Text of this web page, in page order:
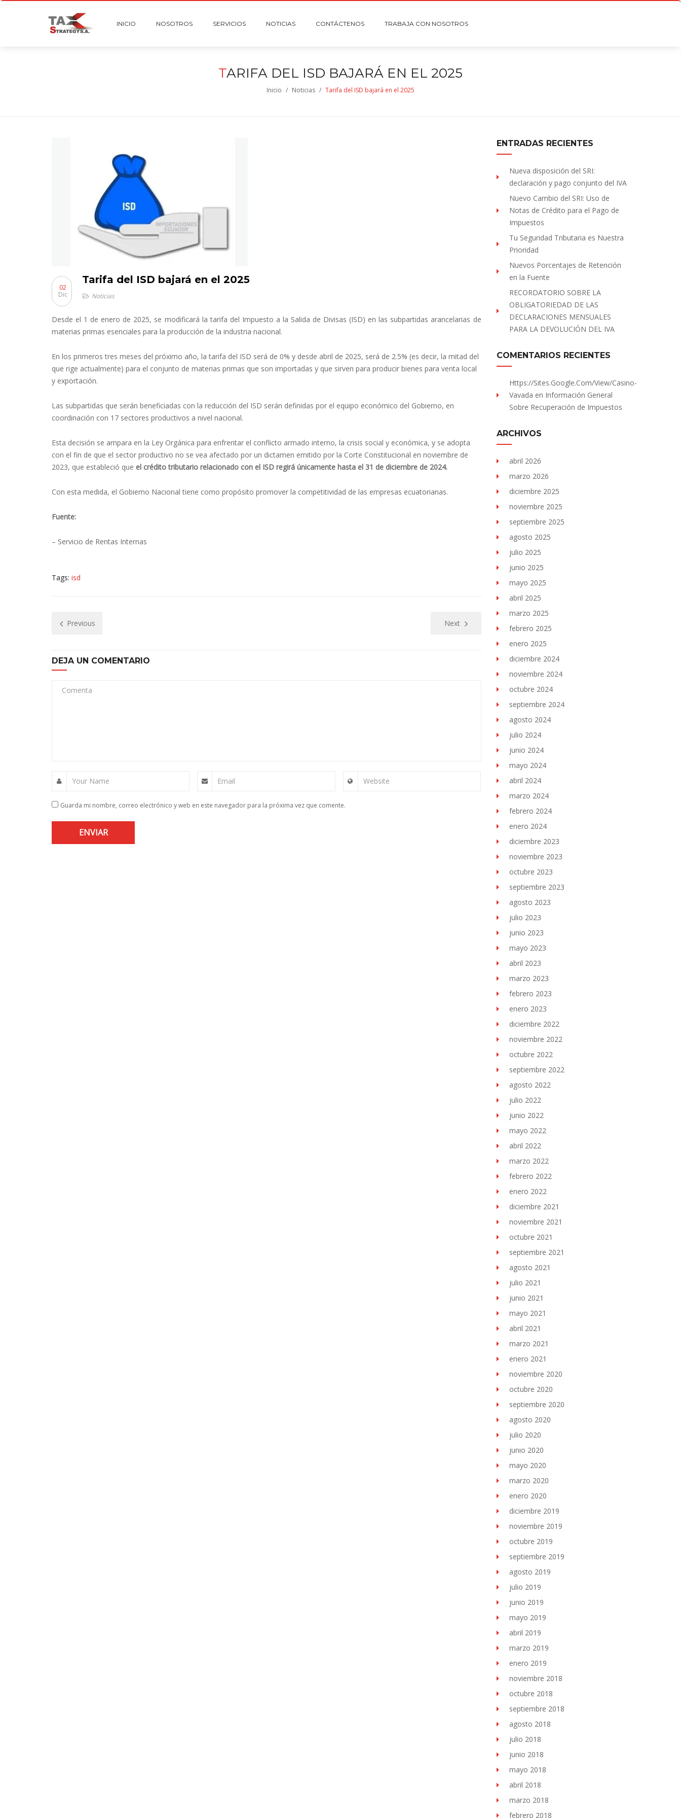
INICIO NOSOTROS SERVICIOS NOTICIAS CONTÁCTENOS TRABAJA CON NOSOTROS
TARIFA DEL ISD BAJARÁ EN EL 2025
Inicio / Noticias / Tarifa del ISD bajará en el 2025
Tarifa del ISD bajará en el 2025
02
Dic
Noticias
Desde el 1 de enero de 2025, se modificará la tarifa del Impuesto a la Salida de Divisas (ISD) en las subpartidas arancelarias de
materias primas esenciales para la producción de la industria nacional.
En los primeros tres meses del próximo año, la tarifa del ISD será de 0% y desde abril de 2025, será de 2.5% (es decir, la mitad del
que rige actualmente) para el conjunto de materias primas que son importadas y que sirven para producir bienes para venta local
y exportación.
Las subpartidas que serán beneficiadas con la reducción del ISD serán definidas por el equipo económico del Gobierno, en
coordinación con 17 sectores productivos a nivel nacional.
Esta decisión se ampara en la Ley Orgánica para enfrentar el conflicto armado interno, la crisis social y económica, y se adopta
con el fin de que el sector productivo no se vea afectado por un dictamen emitido por la Corte Constitucional en noviembre de
2023, que estableció que el crédito tributario relacionado con el ISD regirá únicamente hasta el 31 de diciembre de 2024.
Con esta medida, el Gobierno Nacional tiene como propósito promover la competitividad de las empresas ecuatorianas.
Fuente:
– Servicio de Rentas Internas
Tags: isd
Previous Next
DEJA UN COMENTARIO
Comenta
Your Name Email Website
Guarda mi nombre, correo electrónico y web en este navegador para la próxima vez que comente.
ENTRADAS RECIENTES
Nueva disposición del SRI:
declaración y pago conjunto del IVA
Nuevo Cambio del SRI: Uso de
Notas de Crédito para el Pago de
Impuestos
Tu Seguridad Tributaria es Nuestra
Prioridad
Nuevos Porcentajes de Retención
en la Fuente
RECORDATORIO SOBRE LA
OBLIGATORIEDAD DE LAS
DECLARACIONES MENSUALES
PARA LA DEVOLUCIÓN DEL IVA
COMENTARIOS RECIENTES
Https://sites.Google.com/view/Casino-
Vavada en Información General
Sobre Recuperación de Impuestos
ARCHIVOS
abril 2026
marzo 2026
diciembre 2025
noviembre 2025
septiembre 2025
agosto 2025
julio 2025
junio 2025
mayo 2025
abril 2025
marzo 2025
febrero 2025
enero 2025
diciembre 2024
noviembre 2024
octubre 2024
septiembre 2024
agosto 2024
julio 2024
junio 2024
mayo 2024
abril 2024
marzo 2024
febrero 2024
enero 2024
diciembre 2023
noviembre 2023
octubre 2023
septiembre 2023
agosto 2023
julio 2023
junio 2023
mayo 2023
abril 2023
marzo 2023
febrero 2023
enero 2023
diciembre 2022
noviembre 2022
octubre 2022
septiembre 2022
agosto 2022
julio 2022
junio 2022
mayo 2022
abril 2022
marzo 2022
febrero 2022
enero 2022
diciembre 2021
noviembre 2021
octubre 2021
septiembre 2021
agosto 2021
julio 2021
junio 2021
mayo 2021
abril 2021
marzo 2021
enero 2021
noviembre 2020
octubre 2020
septiembre 2020
agosto 2020
julio 2020
junio 2020
mayo 2020
marzo 2020
enero 2020
diciembre 2019
noviembre 2019
octubre 2019
septiembre 2019
agosto 2019
julio 2019
junio 2019
mayo 2019
abril 2019
marzo 2019
enero 2019
noviembre 2018
octubre 2018
septiembre 2018
agosto 2018
julio 2018
junio 2018
mayo 2018
abril 2018
marzo 2018
febrero 2018